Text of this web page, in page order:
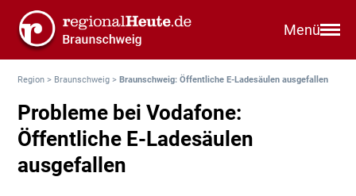
Menü
Region > Braunschweig >Braunschweig: Öffentliche E-Ladesäulen ausgefallen
Probleme bei Vodafone:
Öffentliche E-Ladesäulen
ausgefallen